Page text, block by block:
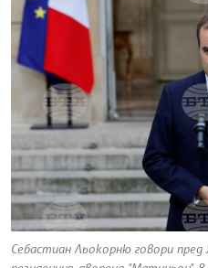
Себастиан Льокорню говори